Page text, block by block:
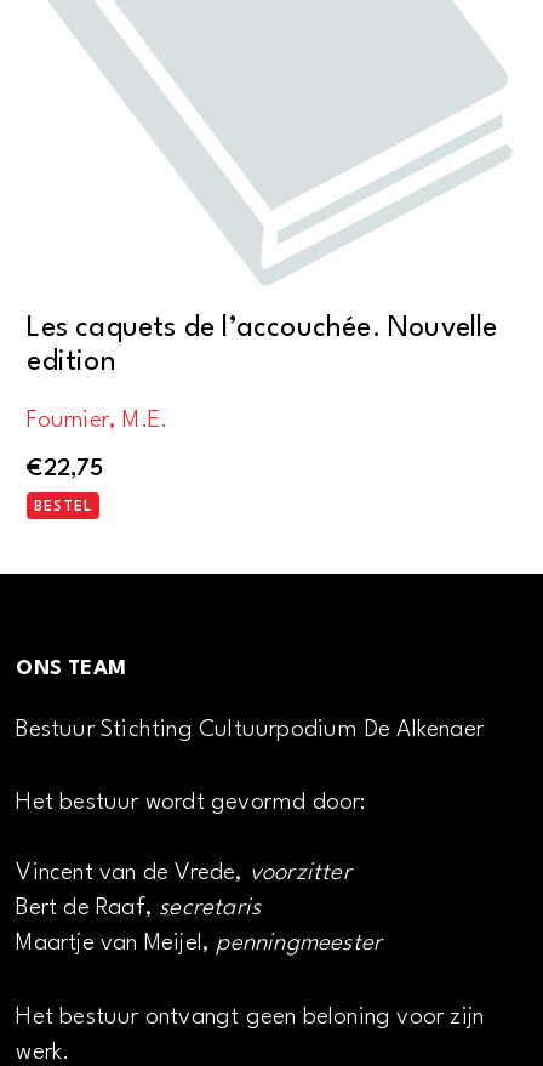
Les caquets de l’accouchée. Nouvelle
edition
Fournier, M.E.
€22,75
BESTEL
ONS TEAM
Bestuur Stichting Cultuurpodium De Alkenaer
Het bestuur wordt gevormd door:
Vincent van de Vrede, voorzitter
Bert de Raaf, secretaris
Maartje van Meijel, penningmeester
Het bestuur ontvangt geen beloning voor zijn
werk.